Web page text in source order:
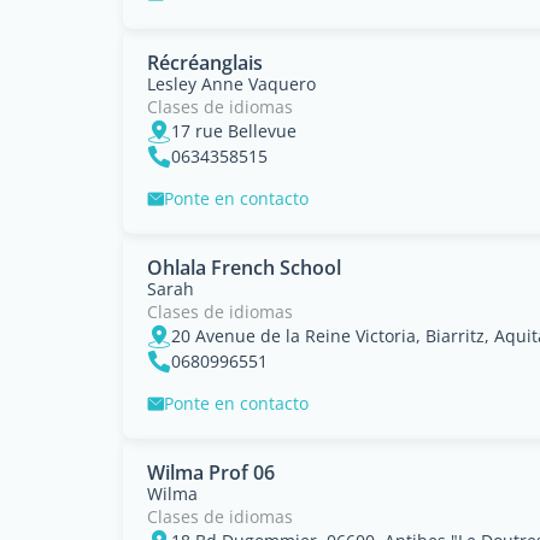
Récréanglais
Lesley Anne Vaquero
Clases de idiomas
17 rue Bellevue
0634358515
Ponte en contacto
Ohlala French School
Sarah
Clases de idiomas
20 Avenue de la Reine Victoria, Biarritz,
0680996551
Ponte en contacto
Wilma Prof 06
Wilma
Clases de idiomas